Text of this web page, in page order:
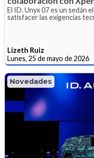
El ID. Unyx 07 es un sedán
satisfacer las exigencias
Lizeth Ruiz
Lunes, 25 de mayo de 2026
Novedades